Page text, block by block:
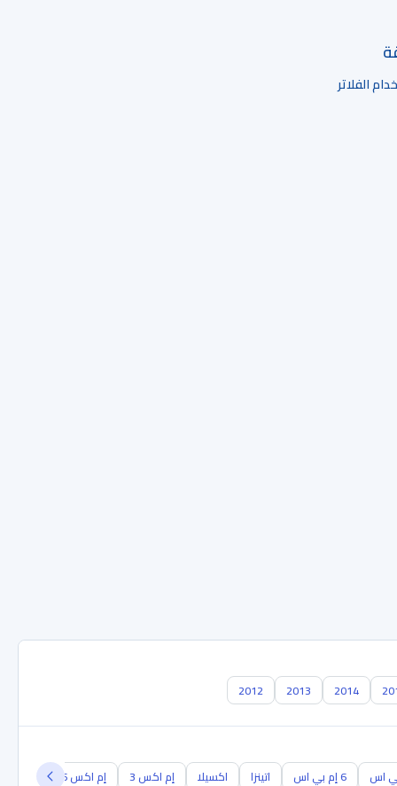
الفلاتر
2014
2013
2012
6 إم بي اس اتينزا اكسيلا إم اكس 3 إم اكس 6 أر اكس 8